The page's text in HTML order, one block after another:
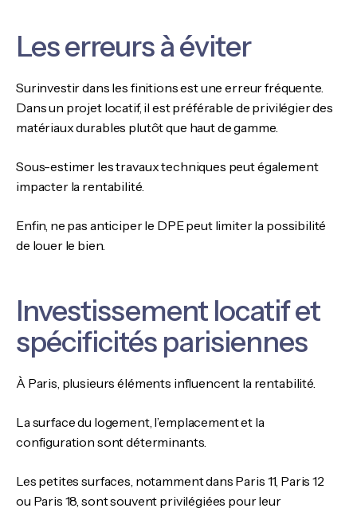
Les erreurs à éviter
Surinvestir dans les finitions est une erreur fréquente.
Dans un projet locatif, il est préférable de privilégier des
matériaux durables plutôt que haut de gamme.
Sous-estimer les travaux techniques peut également
impacter la rentabilité.
Enfin, ne pas anticiper le DPE peut limiter la possibilité
de louer le bien.
Investissement locatif et
spécificités parisiennes
À Paris, plusieurs éléments influencent la rentabilité.
La surface du logement, l’emplacement et la
configuration sont déterminants.
Les petites surfaces, notamment dans Paris 11, Paris 12
ou Paris 18, sont souvent privilégiées pour leur